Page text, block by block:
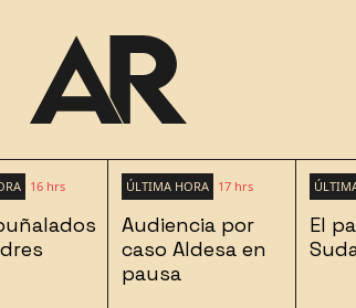
16 hrs ÚLTIMA HORA 17 hrs
Audiencia por
caso Aldesa en
pausa
El